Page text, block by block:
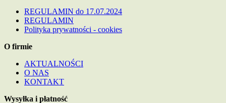
REGULAMIN do 17.07.2024
REGULAMIN
Polityka prywatności - cookies
O firmie
AKTUALNOŚCI
O NAS
KONTAKT
Wysyłka i płatność